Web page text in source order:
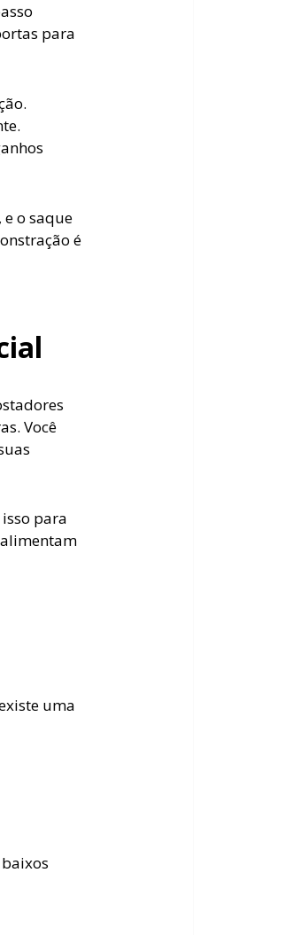
para
o saque
é
Você
para
uma